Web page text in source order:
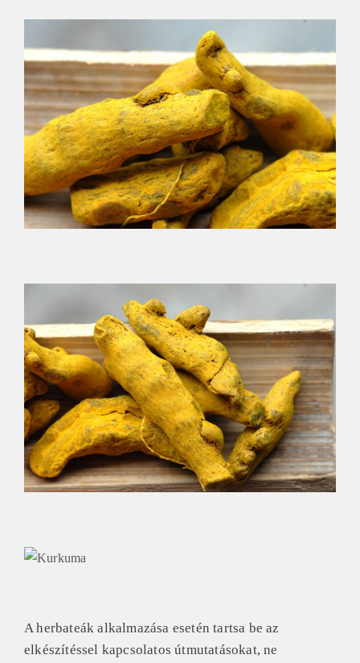
A herbateák alkalmazása esetén tartsa be az
elkészítéssel kapcsolatos útmutatásokat, ne